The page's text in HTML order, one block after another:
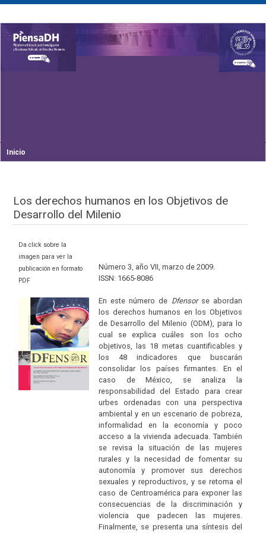
Inicio
Los derechos humanos en los Objetivos de
Desarrollo del Milenio
Da click sobre la
imagen para ver la
publicación en formato
PDF
Número 3, año VII, marzo de 2009.
ISSN: 1665-8086
En este número de Dfensorse abordan
los derechos humanos en los Objetivos
de Desarrollo del Milenio (ODM), para lo
cual se explica cuáles son los ocho
objetivos, las 18 metas cuantificables y
los 48 indicadores que buscarán
consolidar los países firmantes. En el
caso de México, se analiza la
responsabilidad del Estado para crear
urbes ordenadas con una perspectiva
ambiental y en un escenario de pobreza,
informalidad en la economía y poco
acceso a la vivienda adecuada. También
se revisa la situación de las mujeres
rurales y la necesidad de fomentar su
autonomía y promover sus derechos
sexuales y reproductivos, y se retoma el
caso de Centroamérica para exponer las
consecuencias de la discriminación y
violencia que padecen las mujeres.
Finalmente, se presenta una síntesis del